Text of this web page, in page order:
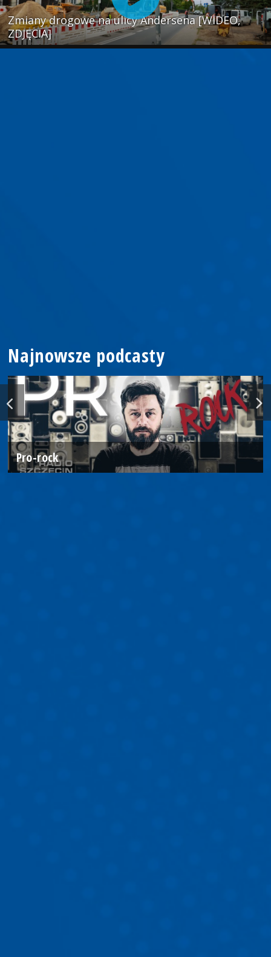
Zmiany drogowe na ulicy Andersena [WIDEO,
ZDJĘCIA]
Najnowsze podcasty
Pro-rock